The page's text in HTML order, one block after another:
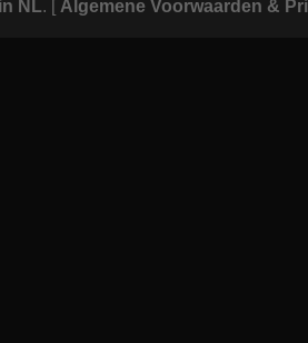
NL. [ Algemene Voorwaarden &